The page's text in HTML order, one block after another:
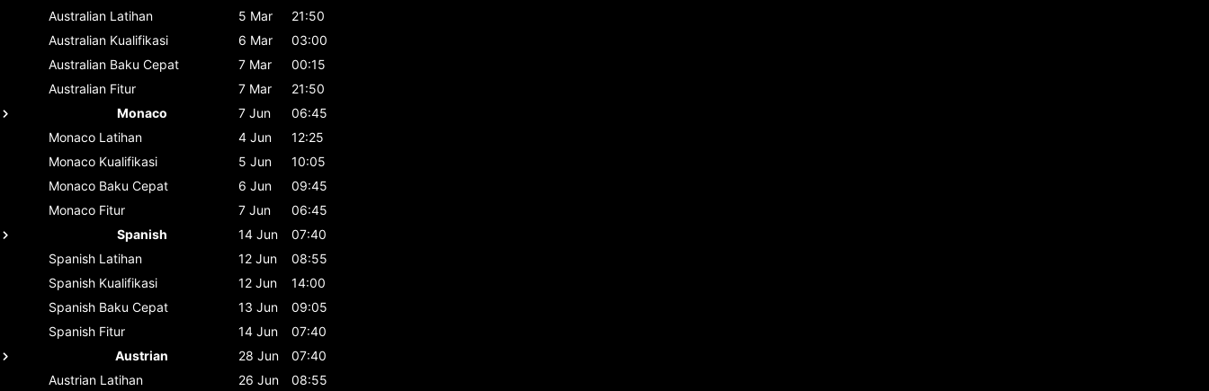
Australian Latihan 5 Mar
21:50
Australian Kualifikasi 6 Mar
03:00
Australian Baku Cepat 7 Mar
00:15
Australian Fitur 7 Mar
21:50
Monaco
7 Jun
06:45
Monaco Latihan 4 Jun
12:25
Monaco Kualifikasi 5 Jun
10:05
Monaco Baku Cepat 6 Jun
09:45
Monaco Fitur 7 Jun
06:45
Spanish
14 Jun
07:40
Spanish Latihan 12 Jun
08:55
Spanish Kualifikasi 12 Jun
14:00
Spanish Baku Cepat 13 Jun
09:05
Spanish Fitur 14 Jun
07:40
Austrian
28 Jun
07:40
Austrian Latihan 26 Jun
08:55